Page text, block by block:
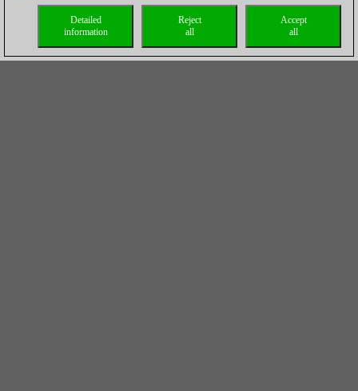
Accept
all
Reject
all
Detailed
information